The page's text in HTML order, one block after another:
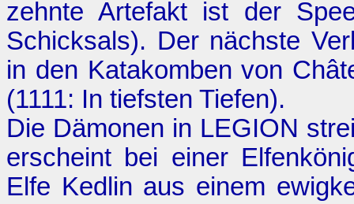
zehnte Artefakt ist der
Schicksals). Der nächste
in den Katakomben von
(1111: In tiefsten Tiefen).
Die Dämonen in LEGION
erscheint bei einer
Elfe Kedlin aus einem